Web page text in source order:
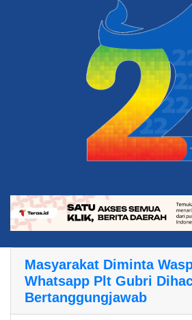
Masyarakat Diminta
Whatsapp Plt Gubri
Bertanggungjawab